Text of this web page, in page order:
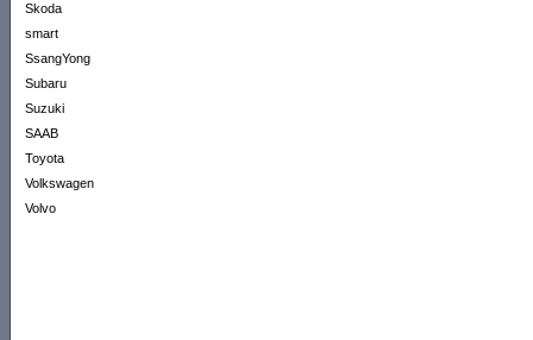
Skoda
smart
SsangYong
Subaru
Suzuki
SAAB
Toyota
Volkswagen
Volvo